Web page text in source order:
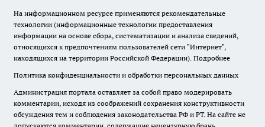
На информационном ресурсе применяются рекомендательные
технологии (информационные технологии предоставления
информации на основе сбора, систематизации и анализа сведений,
относящихся к предпочтениям пользователей сети "Интернет",
находящихся на территории Российской Федерации). Подробнее
Политика конфиденциальности и обработки персональных данных
Администрация портала оставляет за собой право модерировать
комментарии, исходя из соображений сохранения конструктивности
обсуждения тем и соблюдения законодательства РФ и РТ. На сайте не